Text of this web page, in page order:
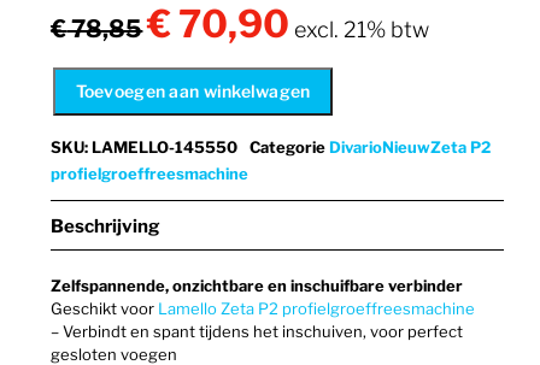
€78,85Oorspronkelijke
was:
€ 78,85.
€70,90 Huidige
is:
€ 70,90.
excl. 21% btw
Toevoegen aan winkelwagen
SKU:LAMELLO-145550 CategorieDivarioNieuwZeta P2
profielgroeffreesmachine
Beschrijving
Zelfspannende, onzichtbare en inschuifbare verbinder
Geschikt voor Lamello Zeta P2 profielgroeffreesmachine
– Verbindt en spant tijdens het inschuiven, voor perfect
gesloten voegen